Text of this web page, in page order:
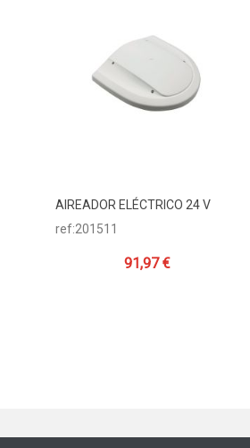
Añadir Al Carrito
AIREADOR ELÉCTRICO 24 V
ref:201511
91,97 €